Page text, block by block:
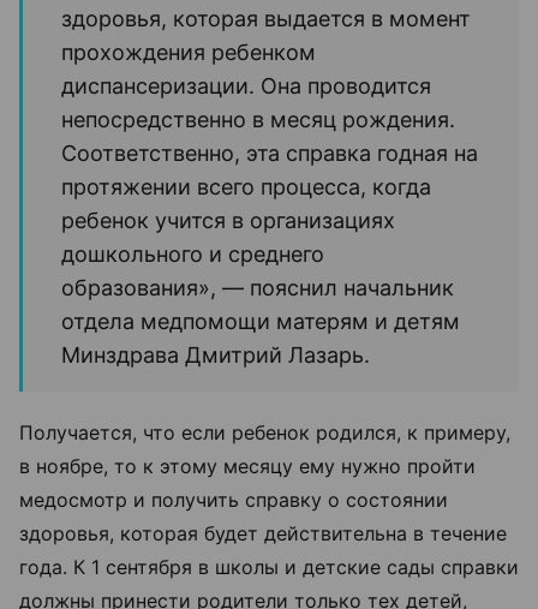
здоровья, которая выдается в момент
прохождения ребенком
диспансеризации. Она проводится
непосредственно в месяц рождения.
Соответственно, эта справка годная на
протяжении всего процесса, когда
ребенок учится в организациях
дошкольного и среднего
образования», — пояснил начальник
отдела медпомощи матерям и детям
Минздрава Дмитрий Лазарь.
Получается, что если ребенок родился, к примеру,
в ноябре, то к этому месяцу ему нужно пройти
медосмотр и получить справку о состоянии
здоровья, которая будет действительна в течение
года. К 1 сентября в школы и детские сады справки
должны принести родители только тех детей,